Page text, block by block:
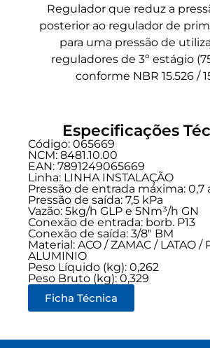
Regulador que reduz a
posterior ao regulador de
para uma pressão de
reguladores de 3º estágio
conforme NBR 15.526 /
Especificações
Código: 065669
NCM: 8481.10.00
EAN: 7891249065669
Linha: LINHA INSTALAÇÃO
Pressão de entrada máxima: 0,7
Pressão de saída: 7,5 kPa
Vazão: 5kg/h GLP e 5Nm³/h GN
Conexão de entrada: borb. P13
Conexão de saída: 3/8" BM
Material: ACO / ZAMAC / LATAO /
ALUMINIO
Peso Líquido (kg): 0,262
Peso Bruto (kg): 0,329
Ficha Técnica